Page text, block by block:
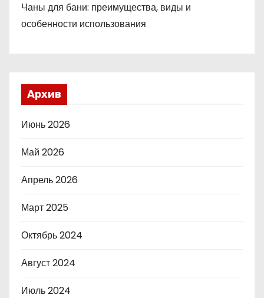
Чаны для бани: преимущества, виды и
особенности использования
Архив
Июнь 2026
Май 2026
Апрель 2026
Март 2025
Октябрь 2024
Август 2024
Июль 2024